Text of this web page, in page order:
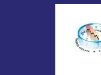
Emergência